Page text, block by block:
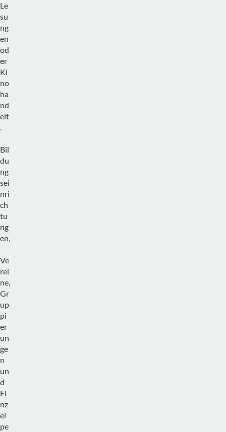
Le
su
ng
en
od
er
Ki
no
ha
nd
elt
.
Bil
du
ng
sei
nri
ch
tu
ng
en,
Ve
rei
ne,
Gr
up
pi
er
un
ge
n
un
d
Ei
nz
el
pe